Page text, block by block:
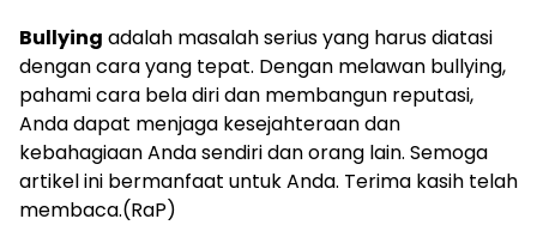
Bullying adalah masalah serius yang harus diatasi
dengan cara yang tepat. Dengan melawan bullying,
pahami cara bela diri dan membangun reputasi,
Anda dapat menjaga kesejahteraan dan
kebahagiaan Anda sendiri dan orang lain. Semoga
artikel ini bermanfaat untuk Anda. Terima kasih telah
membaca.(RaP)